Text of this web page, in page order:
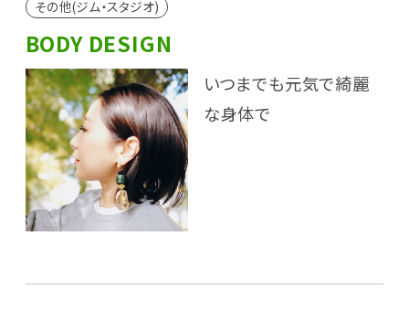
その他(ジム・スタジオ)
BODY DESIGN
いつまでも元気で綺麗
な身体で